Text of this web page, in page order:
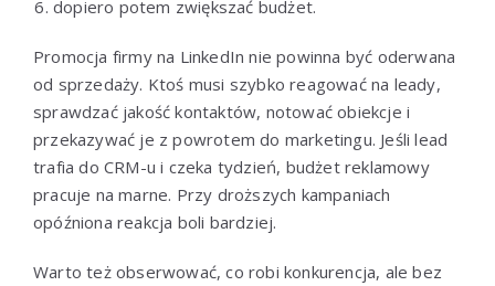
dopiero potem zwiększać budżet.
Promocja firmy na LinkedIn nie powinna być oderwana
od sprzedaży. Ktoś musi szybko reagować na leady,
sprawdzać jakość kontaktów, notować obiekcje i
przekazywać je z powrotem do marketingu. Jeśli lead
trafia do CRM-u i czeka tydzień, budżet reklamowy
pracuje na marne. Przy droższych kampaniach
opóźniona reakcja boli bardziej.
Warto też obserwować, co robi konkurencja, ale bez